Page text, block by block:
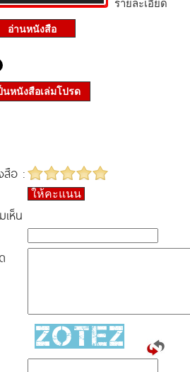
รายละเอียด
นหนังสือเล่มโปรด
สือ :
ให้คะแนน
เห็น